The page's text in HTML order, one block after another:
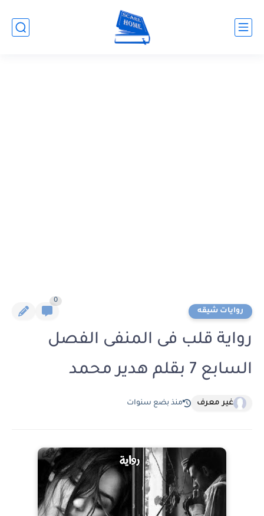
روايات شيقه
0
رواية قلب فى المنفى الفصل
السابع 7 بقلم هدير محمد
غير معرف منذ بضع سنوات